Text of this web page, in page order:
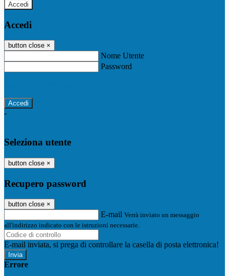
Accedi
Accedi
button close ×
Nome Utente
Password
-
Seleziona utente
button close ×
Recupero password
button close ×
E-mail Verrà inviato un messaggio
all'indirizzo indicato con le istruzioni necessarie.
E-mail inviata, si prega di controllare la casella di posta elettronica!
Errore